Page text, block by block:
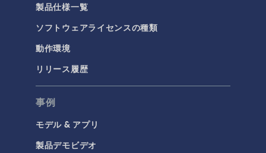
化学
バッテリデザイン
化学反応工学
燃料電池＆電解槽
腐食＆防食
構造と音響
MEMSと圧電デバイス
製品仕様一覧
ソフトウェアライセンスの種類
動作環境
リリース履歴
事例
モデル & アプリ
製品デモビデオ